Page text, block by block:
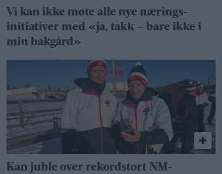
Vi kan ikke møte alle nye nærings­
initiativer med «ja, takk – bare ikke i
min bakgård»
Kan juble over rekordstort NM-